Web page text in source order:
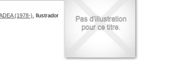
(1978-) , Ilustrador